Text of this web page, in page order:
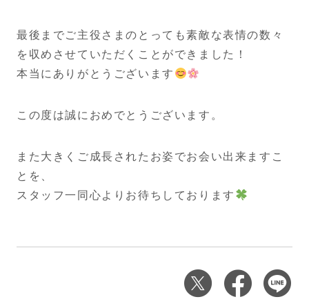
最後までご主役さまのとっても素敵な表情の数々
を収めさせていただくことができました！
本当にありがとうございます
この度は誠におめでとうございます。
また大きくご成長されたお姿でお会い出来ますこ
とを、
スタッフ一同心よりお待ちしております